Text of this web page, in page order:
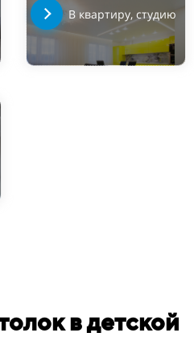
В квартиру, студию
в детской